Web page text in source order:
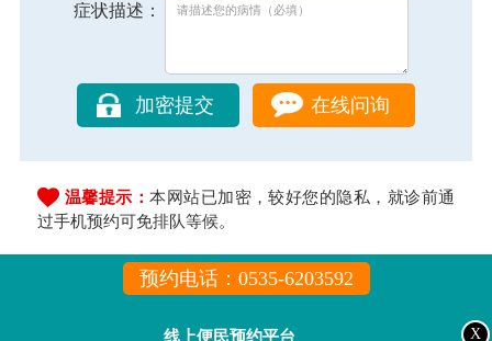
症状描述：
在线问询
温馨提示：本网站已加密，较好您的隐私，就诊前通
过手机预约可免排队等候。
预约电话：0535-6203592
线上便民预约平台 X